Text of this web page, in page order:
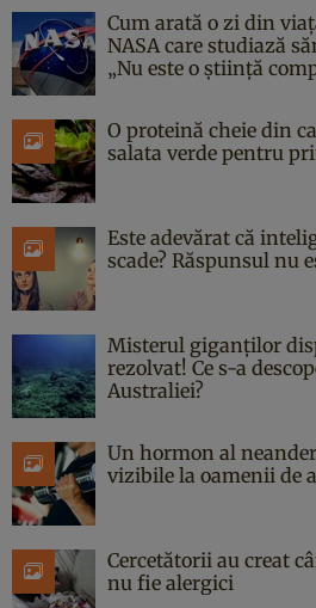
Cum arată o zi din
NASA care studiază
„Nu este o știință
O proteină cheie din
salata verde pentru
Este adevărat că
scade? Răspunsul nu
Misterul giganților
rezolvat! Ce s-a
Australiei?
Un hormon al
vizibile la oamenii de
Cercetătorii au creat
nu fie alergici